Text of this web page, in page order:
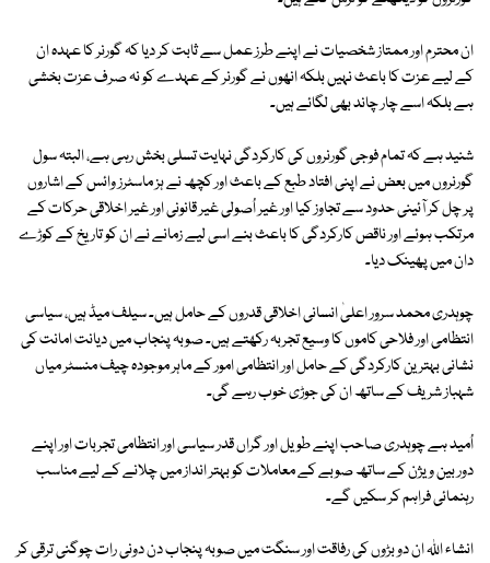
ان محترم اور ممتاز شخصیات نے اپنے طرز عمل سے ثابت کر دیا کہ گورنر کا عہدہ ان
کے لیے عزت کا باعث نہیں بلکہ انھوں نے گورنر کے عہدے کو نہ صرف عزت بخشی
ہے بلکہ اسے چار چاند بھی لگائے ہیں۔
شنید ہے کہ تمام فوجی گورنروں کی کارکردگی نہایت تسلی بخش رہی ہے، البتہ سول
گورنروں میں بعض نے اپنی افتاد طبع کے باعث اور کچھ نے ہز ماسٹرز وائس کے اشاروں
پر چل کر آئینی حدود سے تجاوز کیا اور غیر اُصولی غیر قانونی اور غیر اخلاقی حرکات کے
مرتکب ہوئے اور ناقص کارکردگی کا باعث بنے اسی لیے زمانے نے ان کو تاریخ کے کوڑے
دان میں پھینک دیا۔
چوہدری محمد سرور اعلیٰ انسانی اخلاقی قدروں کے حامل ہیں۔ سیلف میڈ ہیں، سیاسی
انتظامی اور فلاحی کاموں کا وسیع تجربہ رکھتے ہیں۔ صوبہ پنجاب میں دیانت امانت کی
نشانی بہترین کارکردگی کے حامل اور انتظامی امور کے ماہر موجودہ چیف منسٹر میاں
شہباز شریف کے ساتھ ان کی جوڑی خوب رہے گی۔
اُمید ہے چوہدری صاحب اپنے طویل اور گراں قدر سیاسی اور انتظامی تجربات اور اپنے
دور بین ویژن کے ساتھ صوبے کے معاملات کو بہتر انداز میں چلانے کے لیے مناسب
رہنمائی فراہم کر سکیں گے۔
انشاء اﷲ ان دو بڑوں کی رفاقت اور سنگت میں صوبہ پنجاب دن دونی رات چوگنی ترقی کر